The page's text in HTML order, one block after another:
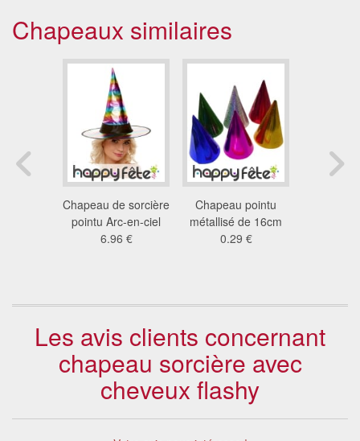
Chapeaux similaires
Chapeau de sorcière
pointu Arc-en-ciel
6.96 €
Chapeau pointu
métallisé de 16cm
0.29 €
Les avis clients concernant
chapeau sorcière avec
cheveux flashy